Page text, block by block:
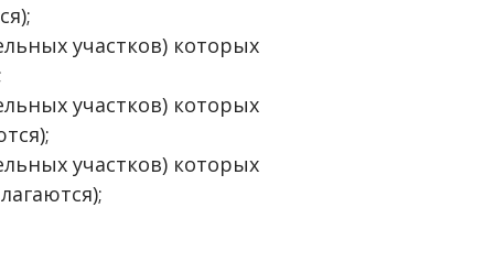
участков) которых
участков) которых
участков) которых